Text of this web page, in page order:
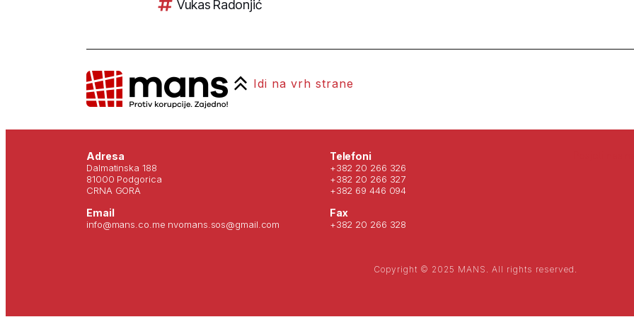
Vukas Radonjić
Idi na vrh strane
Adresa
Dalmatinska 188
81000 Podgorica
CRNA GORA
Email
info@mans.co.me nvomans.sos@gmail.com
Telefoni
+382 20 266 326
+382 20 266 327
+382 69 446 094
Fax
+382 20 266 328
Copyright © 2025 MANS. All rights reserved.